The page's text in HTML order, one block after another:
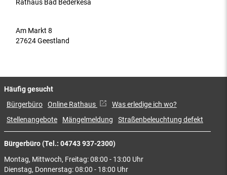
Rathaus Bad Bederkesa
Am Markt 8
27624 Geestland
Bürgerbüro (Tel.: 04743 937-2300)
Montag, Mittwoch, Freitag: 08:00 - 13:00 Uhr
Dienstag, Donnerstag: 08:00 - 18:00 Uhr
Häufig gesucht
Bürgerbüro Online Rathaus
Was erledige ich wo?
Stellenangebote
Mängelmeldung Straßenbeleuchtung defekt